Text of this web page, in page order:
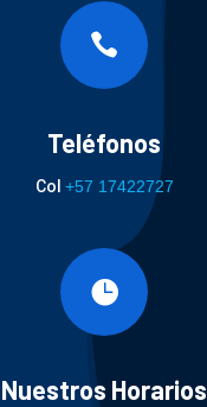

Teléfonos
Col +57 17422727

Nuestros Horarios